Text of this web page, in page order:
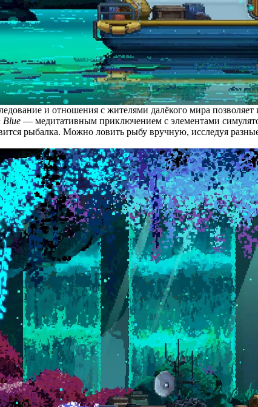
и отношения с жителями далёкого мира
Blue — медитативным приключением с элементами
рыбалка. Можно ловить рыбу вручную, исследуя